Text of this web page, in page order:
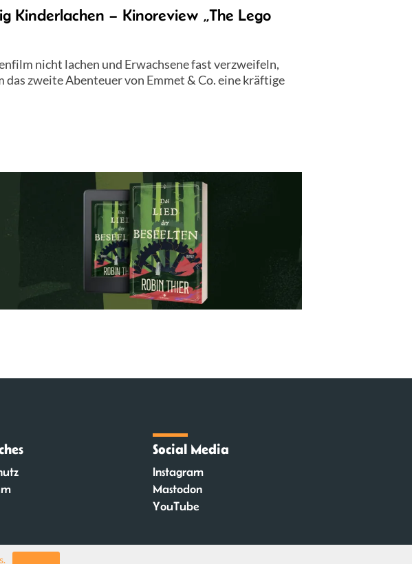
Kinderlachen – Kinoreview „The Lego
nicht lachen und Erwachsene fast verzweifeln,
das zweite Abenteuer von Emmet & Co. eine kräftige
Social Media
Instagram
Mastodon
YouTube